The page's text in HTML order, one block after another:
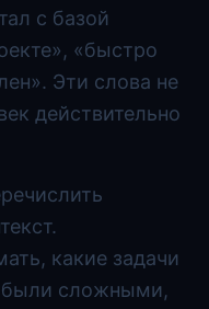
с базой
«быстро
Эти слова не
действительно
какие задачи
были сложными,